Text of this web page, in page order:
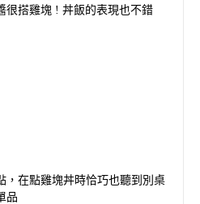
很搭雞塊 ! 丼飯的表現也不錯
，在點雞塊丼時恰巧也聽到別桌
品